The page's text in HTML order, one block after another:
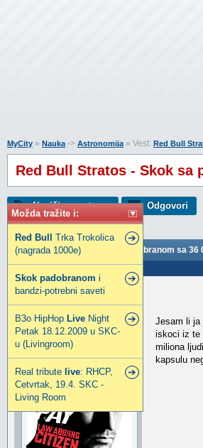
Možda tražite i:
Red Bull
Trka Trokolica
(nagrada 1000e)
Skok padobranom i
bandzi-potrebni saveti
B3o HipHop Live Night
Petak 18.12.2009 u SKC-
u (Livingroom)
Real tribute live: RHCP,
Cetvrtak, 19.4. SKC -
Living Room
MyCity » Nauka-> Astronomija» Vest: Red Bull
Red Bull Stratos - Skok sa
Napiši novu temu Odgovori
Red Bull Stratos - Skok sa padobranom sa 36
lnenad
Web
Jesam li ja
iskoci iz te
miliona
kapsulu